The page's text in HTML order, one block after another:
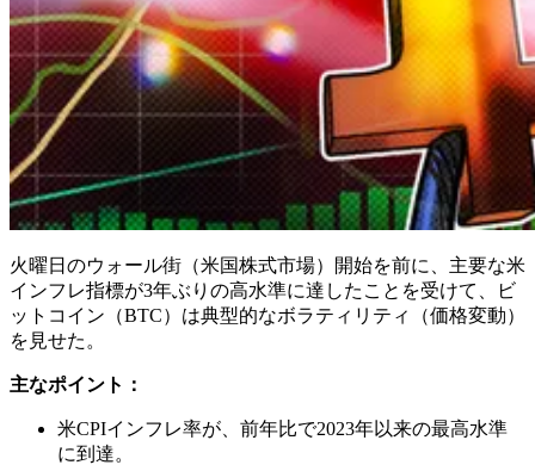
火曜日のウォール街（米国株式市場）開始を前に、主要な米
インフレ指標が3年ぶりの高水準に達したことを受けて、ビ
ットコイン（BTC）は典型的なボラティリティ（価格変動）
を見せた。
主なポイント：
米CPIインフレ率が、前年比で2023年以来の最高水準
に到達。